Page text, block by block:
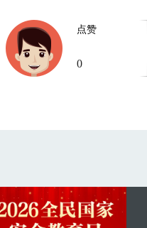
点赞
0